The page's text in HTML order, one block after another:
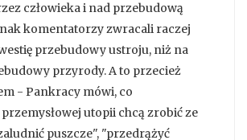
człowieka i nad przebudową
komentatorzy zwracali raczej
przebudowy ustroju, niż na
przyrody. A to przecież
- Pankracy mówi, co
utopii chcą zrobić ze
puszcze", "przedrążyć